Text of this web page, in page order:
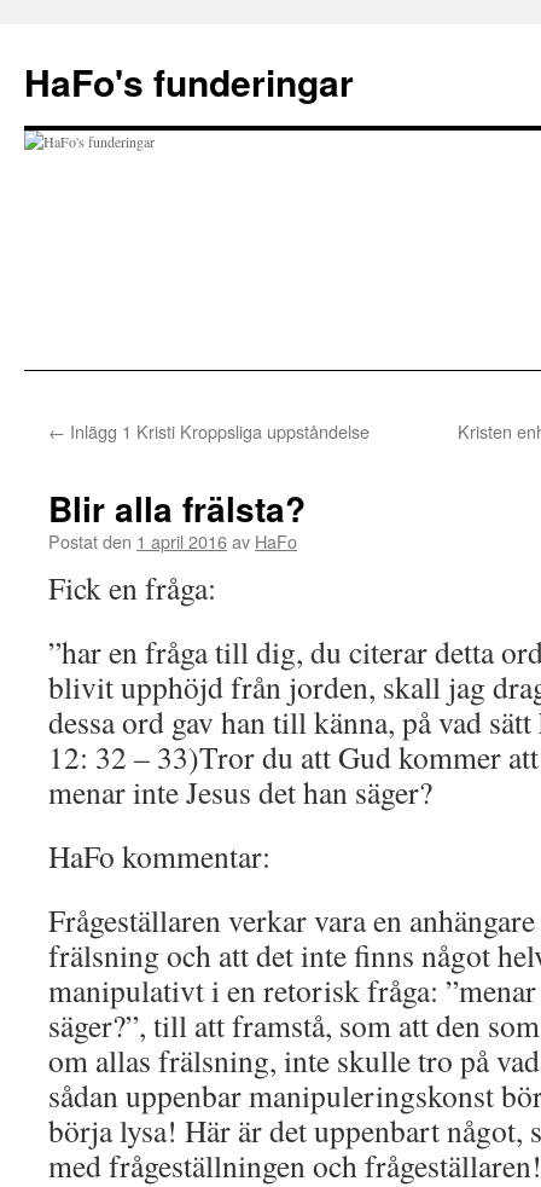
innehåll
HaFo's funderingar
← Inlägg 1 Kristi Kroppsliga uppståndelse Kristen
Blir alla frälsta?
Postat den 1 april 2016av HaFo
Fick en fråga:
”har en fråga till dig, du citerar detta
blivit upphöjd från jorden, skall jag
dessa ord gav han till känna, på vad
12: 32 – 33)Tror du att Gud kommer
menar inte Jesus det han säger?
HaFo kommentar:
Frågeställaren verkar vara en
frälsning och att det inte finns något
manipulativt i en retorisk fråga: ”menar
säger?”, till att framstå, som att den
om allas frälsning, inte skulle tro på
sådan uppenbar manipuleringskonst
börja lysa! Här är det uppenbart något,
med frågeställningen och frågeställaren!